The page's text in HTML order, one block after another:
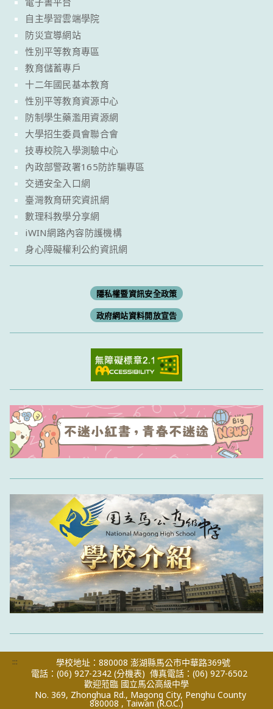
自主學習雲端學院
防災宣導網站
性別平等教育專區
教育儲蓄專戶
十二年國民基本教育
性別平等教育資源中心
防制學生藥濫用資源網
大學招生委員會聯合會
技專校院入學測驗中心
內政部警政署165防詐騙專區
交通安全入口網
臺灣教育研究資訊網
數理科教學分享網
iWIN網路內容防護機構
身心障礙權利公約資訊網
隱私權暨資訊安全政策
政府網站資料開放宣告
:::
學校地址：880008 澎湖縣馬公市中華路369號
電話：(06) 927-2342 (分機表) 傳真電話：(06) 927-6502
歡迎蒞臨 國立馬公高級中學
No. 369, Zhonghua Rd., Magong City, Penghu County
880008 , Taiwan (R.O.C.)